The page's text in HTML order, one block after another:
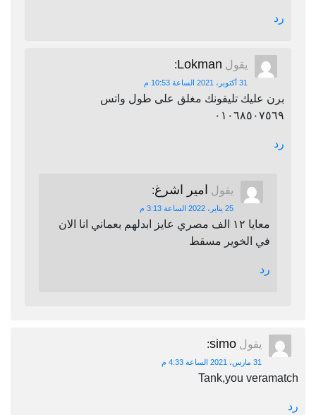
رد
يقول Lokman
:
31 أكتوبر، 2021 الساعة 10:53 م
برن عليك تليفونك مغلق على طول واتس
٠١٠٦٨٥٠٧٥٦٩
رد
يقول امير اشرغ:
25 يناير، 2022 الساعة 3:13 م
معايا ١٢ الف مصري عايز ابدلهم بعماني انا الان
في الخوير مسقط
رد
يقول simo
:
31 مارس، 2021 الساعة 4:33 م
Tank,you veramatch
رد